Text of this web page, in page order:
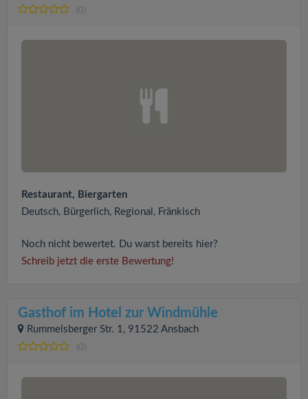
(0)
Restaurant, Biergarten
Deutsch, Bürgerlich, Regional, Fränkisch
Noch nicht bewertet. Du warst bereits hier?
Schreib jetzt die erste Bewertung!
Gasthof im Hotel zur Windmühle
Rummelsberger Str. 1, 91522 Ansbach
(0)